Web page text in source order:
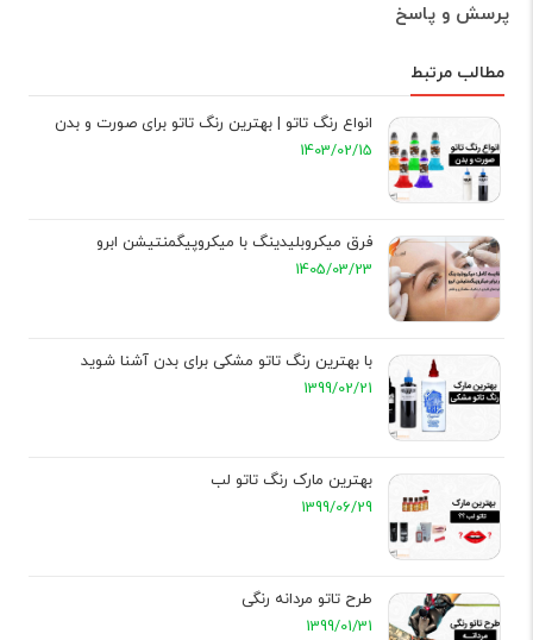
پرسش و پاسخ
مطالب مرتبط
انواع رنگ تاتو | بهترین رنگ تاتو برای صورت و بدن
1403/02/15
فرق میکروبلیدینگ با میکروپیگمنتیشن ابرو
1405/03/23
با بهترین رنگ تاتو مشکی برای بدن آشنا شوید
1399/02/21
بهترین مارک رنگ تاتو لب
1399/06/29
طرح تاتو مردانه رنگی
1399/01/31